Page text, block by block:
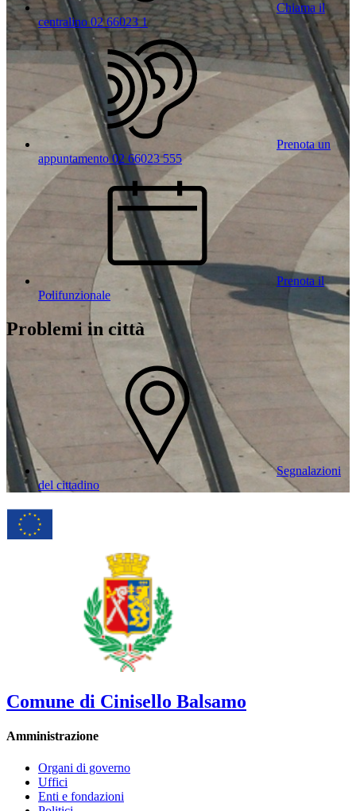
Chiama il
centralino 02 66023 1
Prenota un
appuntamento 02 66023 555
Prenota il
Polifunzionale
Problemi in città
Segnalazioni
del cittadino
Comune di Cinisello Balsamo
Amministrazione
Organi di governo
Uffici
Enti e fondazioni